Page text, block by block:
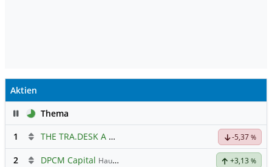
Aktien
PauseThema
1
THE TRA.DESK A DL-,000001 -5,37 %
2 DPCM Capital Hauptdiskussion +3,13 %